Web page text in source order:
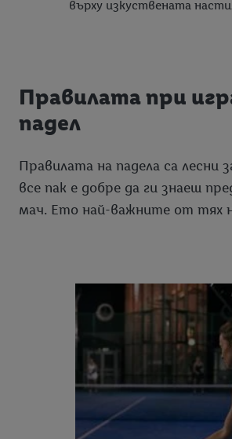
върху изкуствената
Правилата при
падел
Правилата на падела са лесни
все пак е добре да ги знаеш
мач. Ето най-важните от тях